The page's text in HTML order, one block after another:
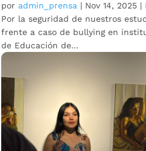
por admin_prensa | Nov 14, 2025 |
Por la seguridad de nuestros
frente a caso de bullying en
de Educación de...